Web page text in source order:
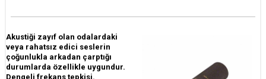
Akustiği zayıf olan odalardaki
veya rahatsız edici seslerin
çoğunlukla arkadan çarptığı
durumlarda özellikle uygundur.
Dengeli frekans tepkisi.